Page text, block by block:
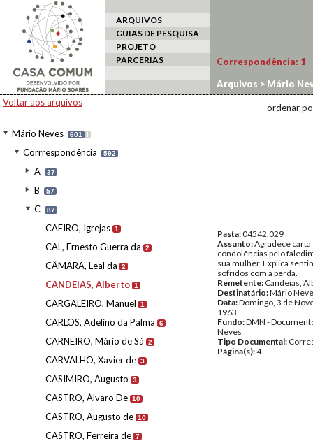
ARQUIVOS
GUIAS DE PESQUISA
PROJETO
PARCERIAS
Voltar aos arquivos
Mário Neves 601 I
Corrrespondência 592
A 37
B 57
C 87
CAEIRO, Igrejas 1
CAL, Ernesto Guerra da 2
CÂMARA, Leal da 2
CANDEIAS, Alberto 1
CARGALEIRO, Manuel 1
CARLOS, Adelino da Palma 6
CARNEIRO, Mário de Sá 2
CARVALHO, Xavier de 3
CASIMIRO, Augusto 3
CASTRO, Álvaro De 10
CASTRO, Augusto de 10
CASTRO, Ferreira de 7
Correspondência: 1
Arquivos > Mário
ordenar
Pasta:04542.029
Assunto:Agradece carta
condolências pelo
sua mulher. Explica
sofridos com a perda.
Remetente: Candeias,
Destinatário:Mário
Data:Domingo, 3 de
1963
Fundo:DMN -
Neves
Tipo Documental:
Página(s):4